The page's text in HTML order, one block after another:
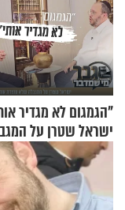
"הגמגום לא מגדיר
ישראל שטרן על
עוצרת אותו